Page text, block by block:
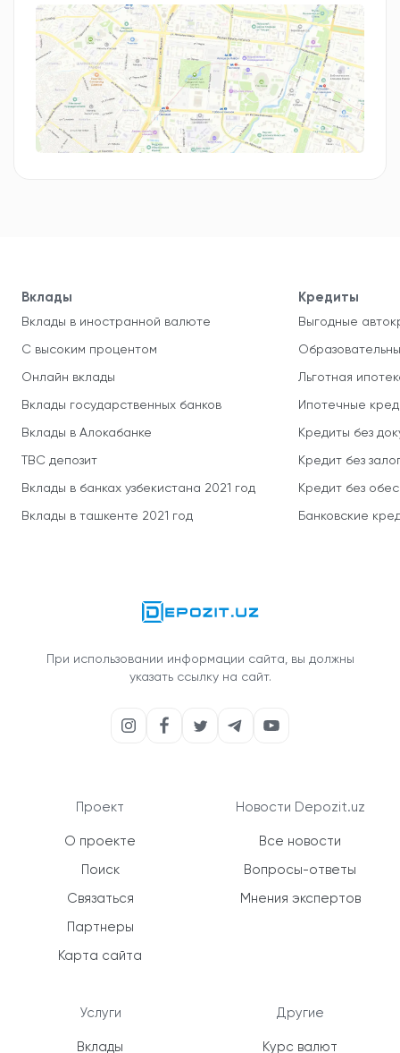
Вклады
Вклады в иностранной валюте
С высоким процентом
Онлайн вклады
Вклады государственных банков
Вклады в Алокабанке
TBC депозит
Вклады в банках узбекистана 2021 год
Вклады в ташкенте 2021 год
Кредиты
Выгодные
Льготная
Ипотечные
Кредиты без
Кредит без
Кредит без
Банковские
При использовании информации сайта, вы должны
указать ссылку на сайт.
Проект
О проекте
Поиск
Связаться
Партнеры
Карта сайта
Услуги
Вклады
Новости Depozit.uz
Все новости
Вопросы-ответы
Мнения экспертов
Другие
Курс валют